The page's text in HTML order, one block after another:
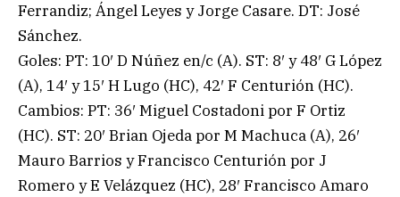
Ferrandiz; Ángel Leyes y Jorge Casare. DT: José
Sánchez.
Goles: PT: 10′ D Núñez en/c (A). ST: 8′ y 48′ G López
(A), 14′ y 15′ H Lugo (HC), 42′ F Centurión (HC).
Cambios: PT: 36′ Miguel Costadoni por F Ortiz
(HC). ST: 20′ Brian Ojeda por M Machuca (A), 26′
Mauro Barrios y Francisco Centurión por J
Romero y E Velázquez (HC), 28′ Francisco Amaro